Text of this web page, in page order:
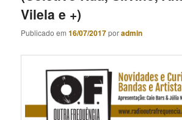
Vilela e +)
Publicado em16/07/2017poradmin